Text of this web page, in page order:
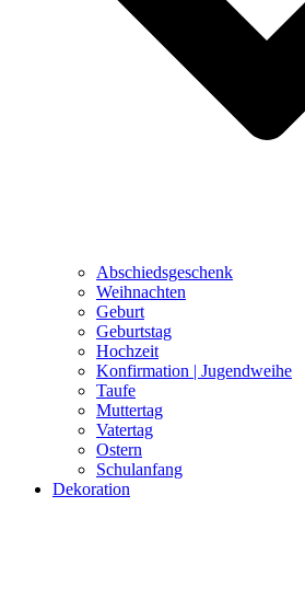
Abschiedsgeschenk
Weihnachten
Geburt
Geburtstag
Hochzeit
Konfirmation | Jugendweihe
Taufe
Muttertag
Vatertag
Ostern
Schulanfang
Dekoration